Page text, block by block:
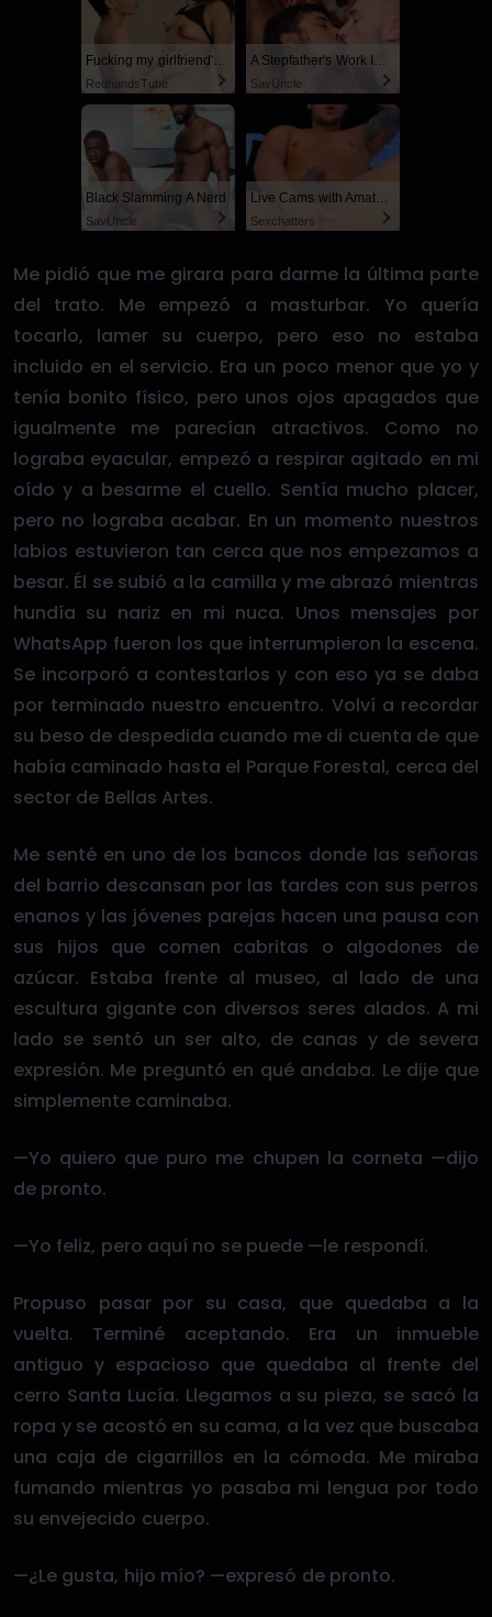
Fucking my girlfriend's hot mommy by mistake
RedhandsTube
A Stepfather's Work Is Never Done
SayUncle
Black Slamming A Nerd
SayUncle
Live Cams with Amateur Men
Sexchatters
Me pidió que me girara para darme la última parte
del trato. Me empezó a masturbar. Yo quería
tocarlo, lamer su cuerpo, pero eso no estaba
incluido en el servicio. Era un poco menor que yo y
tenía bonito físico, pero unos ojos apagados que
igualmente me parecían atractivos. Como no
lograba eyacular, empezó a respirar agitado en mi
oído y a besarme el cuello. Sentía mucho placer,
pero no lograba acabar. En un momento nuestros
labios estuvieron tan cerca que nos empezamos a
besar. Él se subió a la camilla y me abrazó mientras
hundía su nariz en mi nuca. Unos mensajes por
WhatsApp fueron los que interrumpieron la escena.
Se incorporó a contestarlos y con eso ya se daba
por terminado nuestro encuentro. Volví a recordar
su beso de despedida cuando me di cuenta de que
había caminado hasta el Parque Forestal, cerca del
sector de Bellas Artes.
Me senté en uno de los bancos donde las señoras
del barrio descansan por las tardes con sus perros
enanos y las jóvenes parejas hacen una pausa con
sus hijos que comen cabritas o algodones de
azúcar. Estaba frente al museo, al lado de una
escultura gigante con diversos seres alados. A mi
lado se sentó un ser alto, de canas y de severa
expresión. Me preguntó en qué andaba. Le dije que
simplemente caminaba.
—Yo quiero que puro me chupen la corneta —dijo
de pronto.
—Yo feliz, pero aquí no se puede —le respondí.
Propuso pasar por su casa, que quedaba a la
vuelta. Terminé aceptando. Era un inmueble
antiguo y espacioso que quedaba al frente del
cerro Santa Lucía. Llegamos a su pieza, se sacó la
ropa y se acostó en su cama, a la vez que buscaba
una caja de cigarrillos en la cómoda. Me miraba
fumando mientras yo pasaba mi lengua por todo
su envejecido cuerpo.
—¿Le gusta, hijo mío? —expresó de pronto.